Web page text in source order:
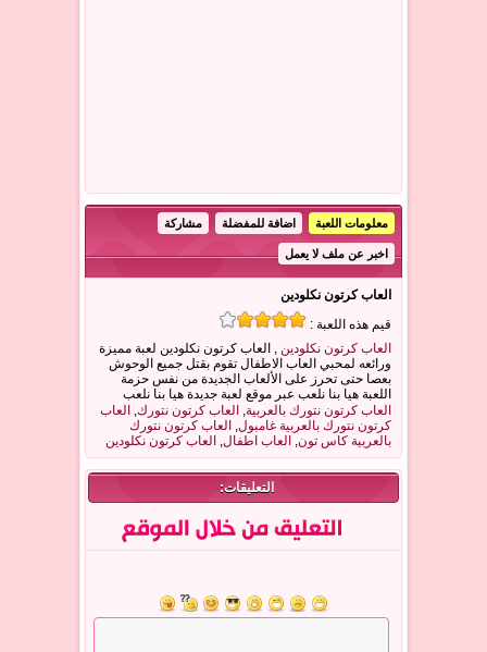
معلومات اللعبة اضافة للمفضلة مشاركة
اخبر عن ملف لا يعمل
العاب كرتون نكلودين
قيم هذه اللعبة :
العاب كرتون نكلودين , العاب كرتون نكلودين لعبة مميزة
ورائعه لمحبي العاب الاطفال تقوم بقتل جميع الوحوش
بعصا حتى تحرز على الألعاب الجديدة من نفس حزمة
اللعبة هيا بنا نلعب عبر موقع لعبة جديدة هيا بنا نلعب
العاب كرتون نتورك بالعربية, العاب كرتون نتورك, العاب
كرتون نتورك بالعربية غامبول, العاب كرتون نتورك
بالعربية كاس تون, العاب اطفال, العاب كرتون نكلودين
التعليقات: